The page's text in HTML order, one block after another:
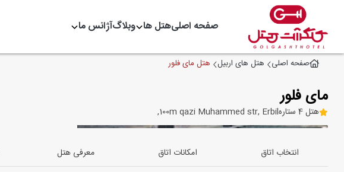
صفحه اصلیهتل ها وبلاگآژانس ما
صفحه اصلی هتل های اربیل هتل مای فلور
مای فلور
هتل 4 ستاره 100m qazi Muhammed str, Erbil,
انتخاب اتاق امکانات اتاق معرفی هتل